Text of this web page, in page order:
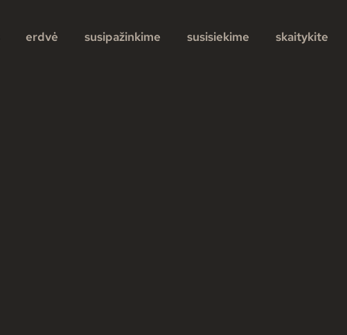
erdvė susipažinkime susisiekime skaitykite